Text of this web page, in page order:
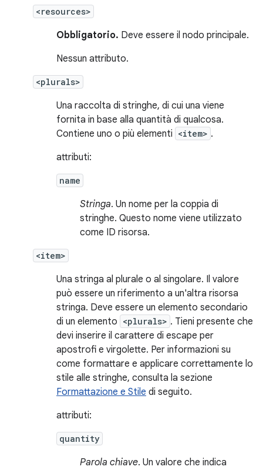
<resources>
Obbligatorio. Deve essere il nodo principale.
Nessun attributo.
<plurals>
Una raccolta di stringhe, di cui una viene
fornita in base alla quantità di qualcosa.
Contiene uno o più elementi <item> .
attributi:
name
Stringa. Un nome per la coppia di
stringhe. Questo nome viene utilizzato
come ID risorsa.
<item>
Una stringa al plurale o al singolare. Il valore
può essere un riferimento a un'altra risorsa
stringa. Deve essere un elemento secondario
di un elemento <plurals> . Tieni presente che
devi inserire il carattere di escape per
apostrofi e virgolette. Per informazioni su
come formattare e applicare correttamente lo
stile alle stringhe, consulta la sezione
Formattazione e Stile di seguito.
attributi:
quantity
Parola chiave. Un valore che indica